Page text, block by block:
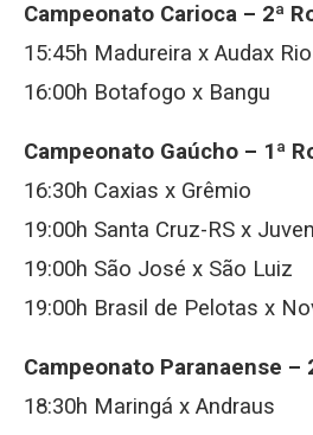
Campeonato Carioca – 2ª
15:45h Madureira x Audax Rio
16:00h Botafogo x Bangu
Campeonato Gaúcho – 1ª
16:30h Caxias x Grêmio
19:00h Santa Cruz-RS x
19:00h São José x São Luiz
19:00h Brasil de Pelotas x
Campeonato Paranaense –
18:30h Maringá x Andraus